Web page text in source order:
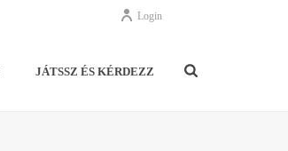
Login
JÁTSSZ ÉS KÉRDEZZ